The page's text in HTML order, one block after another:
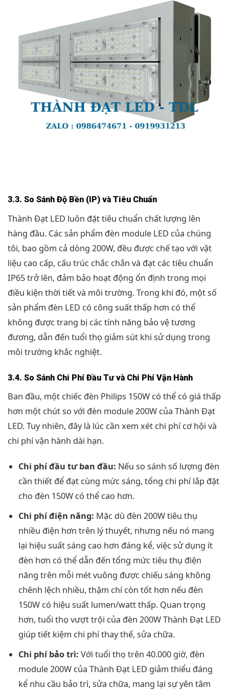
3.3. So Sánh Độ Bền (IP) và Tiêu Chuẩn
Thành Đạt LED luôn đặt tiêu chuẩn chất lượng lên
hàng đầu. Các sản phẩm đèn module LED của chúng
tôi, bao gồm cả dòng 200W, đều được chế tạo với vật
liệu cao cấp, cấu trúc chắc chắn và đạt các tiêu chuẩn
IP65 trở lên, đảm bảo hoạt động ổn định trong mọi
điều kiện thời tiết và môi trường. Trong khi đó, một số
sản phẩm đèn LED có công suất thấp hơn có thể
không được trang bị các tính năng bảo vệ tương
đương, dẫn đến tuổi thọ giảm sút khi sử dụng trong
môi trường khắc nghiệt.
3.4. So Sánh Chi Phí Đầu Tư và Chi Phí Vận Hành
Ban đầu, một chiếc đèn Philips 150W có thể có giá thấp
hơn một chút so với đèn module 200W của Thành Đạt
LED. Tuy nhiên, đây là lúc cần xem xét chi phí cơ hội và
chi phí vận hành dài hạn.
Chi phí đầu tư ban đầu: Nếu so sánh số lượng đèn
cần thiết để đạt cùng mức sáng, tổng chi phí lắp đặt
cho đèn 150W có thể cao hơn.
Chi phí điện năng: Mặc dù đèn 200W tiêu thụ
nhiều điện hơn trên lý thuyết, nhưng nếu nó mang
lại hiệu suất sáng cao hơn đáng kể, việc sử dụng ít
đèn hơn có thể dẫn đến tổng mức tiêu thụ điện
năng trên mỗi mét vuông được chiếu sáng không
chênh lệch nhiều, thậm chí còn tốt hơn nếu đèn
150W có hiệu suất lumen/watt thấp. Quan trọng
hơn, tuổi thọ vượt trội của đèn 200W Thành Đạt LED
giúp tiết kiệm chi phí thay thế, sửa chữa.
Chi phí bảo trì: Với tuổi thọ trên 40.000 giờ, đèn
module 200W của Thành Đạt LED giảm thiểu đáng
kể nhu cầu bảo trì, sửa chữa, mang lại sự yên tâm